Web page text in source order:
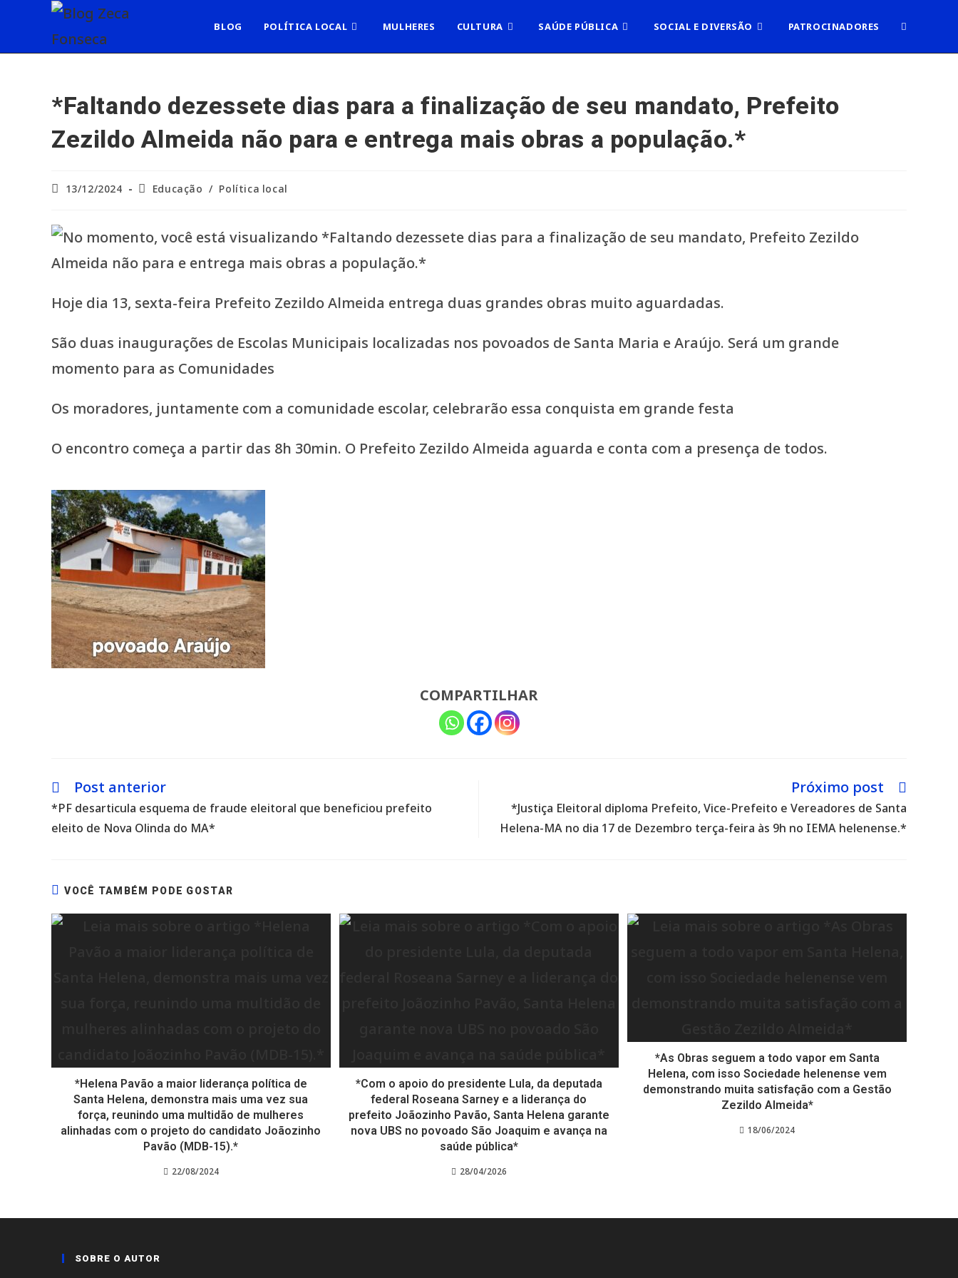
BLOG POLÍTICA LOCAL MULHERES CULTURA SAÚDE PÚBLICA SOCIAL E DIVERSÃO PATROCINADORES ALTERNAR
*Faltando dezessete dias para a finalização de seu mandato, Prefeito
Zezildo Almeida não para e entrega mais obras a população.*
Post13/12/2024
Categoria
Educação / Política local
Hoje dia 13, sexta-feira Prefeito Zezildo Almeida entrega duas grandes obras muito aguardadas.
São duas inaugurações de Escolas Municipais localizadas nos povoados de Santa Maria e Araújo. Será um grande
momento para as Comunidades
Os moradores, juntamente com a comunidade escolar, celebrarão essa conquista em grande festa
O encontro começa a partir das 8h 30min. O Prefeito Zezildo Almeida aguarda e conta com a presença de todos.
COMPARTILHAR
Leia
artigos
Post anterior
*PF desarticula esquema de fraude eleitoral que beneficiou prefeito
eleito de Nova Olinda do MA*
Próximo post
*Justiça Eleitoral diploma Prefeito, Vice-Prefeito e Vereadores de Santa
Helena-MA no dia 17 de Dezembro terça-feira às 9h no IEMA helenense.*
VOCÊ TAMBÉM PODE GOSTAR
*Helena Pavão a maior liderança política de
Santa Helena, demonstra mais uma vez sua
força, reunindo uma multidão de mulheres
alinhadas com o projeto do candidato Joãozinho
Pavão (MDB-15).*
22/08/2024
*Com o apoio do presidente Lula, da deputada
federal Roseana Sarney e a liderança do
prefeito Joãozinho Pavão, Santa Helena garante
nova UBS no povoado São Joaquim e avança na
saúde pública*
28/04/2026
*As Obras seguem a todo vapor em Santa
Helena, com isso Sociedade helenense vem
demonstrando muita satisfação com a Gestão
Zezildo Almeida*
18/06/2024
SOBRE O AUTOR